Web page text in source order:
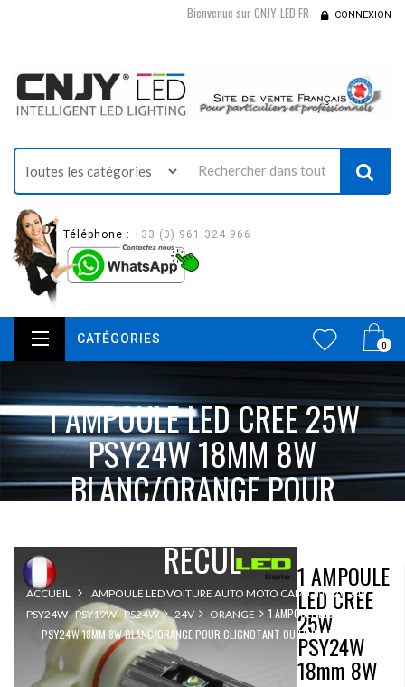
Bienvenue sur CNJY-LED.FR CONNEXION
Téléphone : +33 (0) 961 324 966
0
CATÉGORIES
1 AMPOULE LED CREE 25W
PSY24W 18MM 8W
BLANC/ORANGE POUR
RECUL
ACCUEIL
AMPOULE LED VOITURE AUTO MOTO CAMION 12V 24V
PSY24W - PSY19W - PS24W
24V ORANGE
1 AMPOULE LED CREE 25W
PSY24W 18MM 8W BLANC/ORANGE POUR CLIGNOTANT OU FEUX DE RECUL
1 AMPOULE
LED CREE
25W
PSY24W
18mm 8W